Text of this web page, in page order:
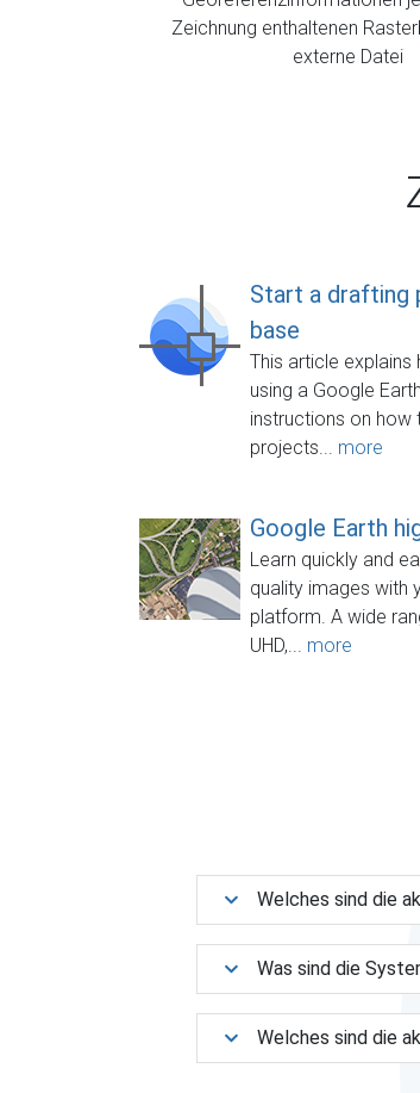
Zeichnung enthaltenen
externe Datei
Start a drafting
base
This article
using a Google
instructions on how
projects... more
Google Earth
Learn quickly and
quality images with
platform. A wide
UHD,... more
Welches sind die
Was sind die
Welches sind die